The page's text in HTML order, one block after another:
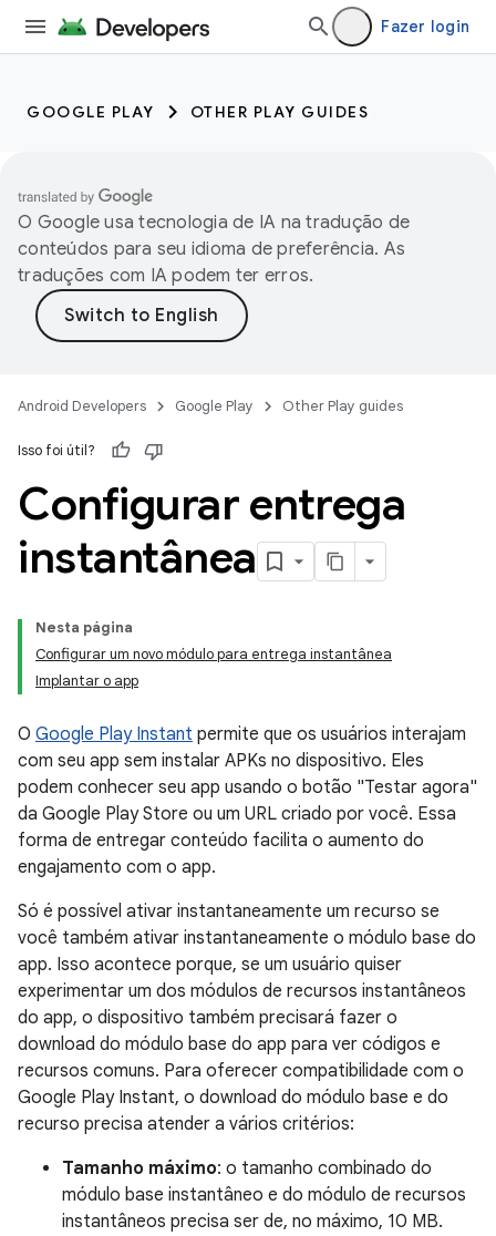
Fazer login
GOOGLE PLAY OTHER PLAY GUIDES
O Google usa tecnologia de IA na tradução de
conteúdos para seu idioma de preferência. As
traduções com IA podem ter erros.
Android Developers Google Play Other Play guides
Isso foi útil?
Configurar entrega
instantânea
Nesta página
Configurar um novo módulo para entrega instantânea
Implantar o app
O Google Play Instant permite que os usuários interajam
com seu app sem instalar APKs no dispositivo. Eles
podem conhecer seu app usando o botão "Testar agora"
da Google Play Store ou um URL criado por você. Essa
forma de entregar conteúdo facilita o aumento do
engajamento com o app.
Só é possível ativar instantaneamente um recurso se
você também ativar instantaneamente o módulo base do
app. Isso acontece porque, se um usuário quiser
experimentar um dos módulos de recursos instantâneos
do app, o dispositivo também precisará fazer o
download do módulo base do app para ver códigos e
recursos comuns. Para oferecer compatibilidade com o
Google Play Instant, o download do módulo base e do
recurso precisa atender a vários critérios:
Tamanho máximo: o tamanho combinado do
módulo base instantâneo e do módulo de recursos
instantâneos precisa ser de, no máximo, 10 MB.